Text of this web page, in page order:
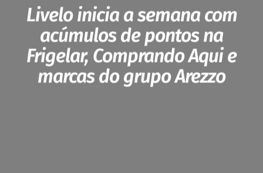
Livelo inicia a semana com
acúmulos de pontos na
Frigelar, Comprando Aqui e
marcas do grupo Arezzo